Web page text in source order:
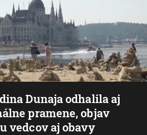
Dunaja odhalila aj
pramene, objav
vedcov aj obavy